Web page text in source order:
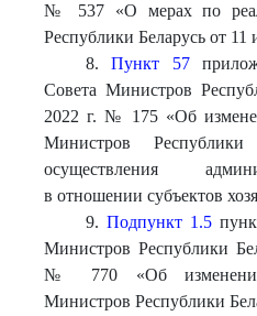
№ 537 «О мерах по
Республики Беларусь от
8.Пункт 57
Совета Министров
2022 г. № 175 «Об
Министров
осуществления
в отношении субъектов
9. Подпункт 1.5
Министров Республики
№ 770 «Об изменении
Министров Республики